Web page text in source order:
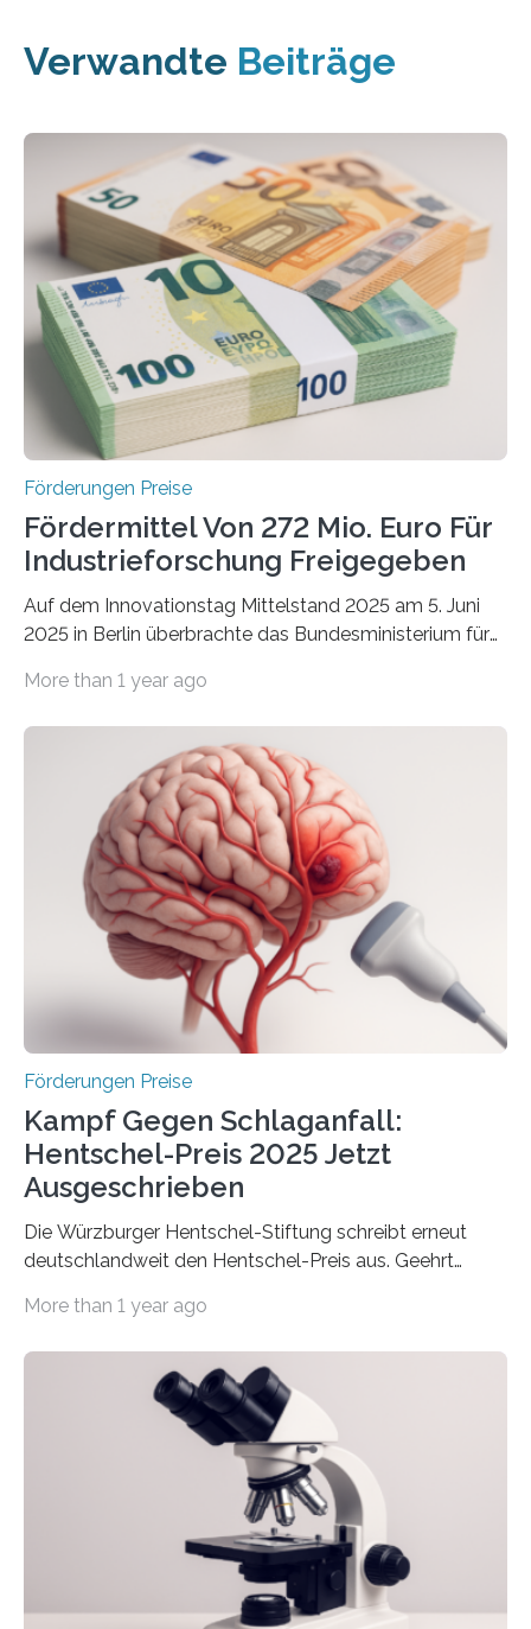
Verwandte Beiträge
Förderungen Preise
Fördermittel Von 272 Mio. Euro Für
Industrieforschung Freigegeben
Auf dem Innovationstag Mittelstand 2025 am 5. Juni
2025 in Berlin überbrachte das Bundesministerium für
Überplanmäßige Verpflichtungsermächtigungen in
Woche vom Haushaltsausschuss freigegeben – unter
anderem zur Unterstützung der
Industrieforschungsprogramme Industrielle
Gemeinschaftsforschung (IGF), Zentrales
Innovationsprogramm Mittelstand (ZIM) und
Innovationskompetenz INNO-KOM. Auf dem
Innovationstag Mittelstand 2025 am 5. Juni 2025 in
Berlin überbrachte das Bundesministerium für
Wirtschaft und Energie eine gute Nachricht:
Überplanmäßige Verpflichtungsermächtigungen in
More than 1 year ago
Förderungen Preise
Kampf Gegen Schlaganfall:
Hentschel-Preis 2025 Jetzt
Ausgeschrieben
Die Würzburger Hentschel-Stiftung schreibt erneut
deutschlandweit den Hentschel-Preis aus. Geehrt
hochrangige wissenschaftliche Publikation zum Thema
Schlaganfall“ mit Sitz in Würzburg fördert die
Schlaganfallforschung, um die Behandlung der
Betroffenen zu verbessern. Dazu schreibt sie auch in
diesem Jahr wieder deutschlandweit den Hentschel-
Preis aus. Er richtet sich gezielt an jüngere
Forscherinnen und Forscher unter 40 Jahren. Geehrt
werden soll eine herausragende Doktorarbeit oder eine
hochrangige wissenschaftliche Publikation zum Thema
More than 1 year ago